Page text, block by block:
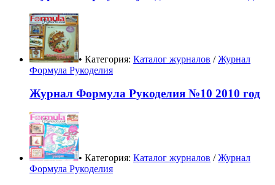
• Категория: Каталог журналов /Журнал
Формула Рукоделия
Журнал Формула Рукоделия №10 2010 год
• Категория: Каталог журналов /Журнал
Формула Рукоделия